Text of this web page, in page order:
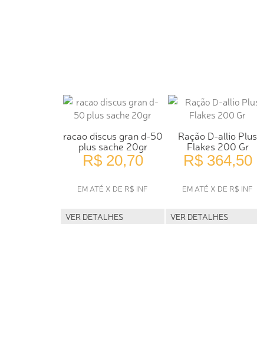
racao discus gran d-50
plus sache 20gr
R$ 20,70
EM ATÉ X DE R$ INF
VER DETALHES
Ração D-allio Plus
Flakes 200 Gr
R$ 364,50
EM ATÉ X DE R$ INF
VER DETALHES